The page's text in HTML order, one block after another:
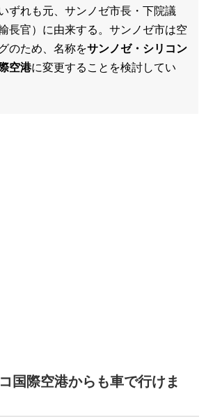
いずれも元、サンノゼ市長・下院議
長官）に由来する。サンノゼ市は空
のため、名称をサンノゼ・シリコン
空港に変更することを検討してい
国際空港からも車で行けま